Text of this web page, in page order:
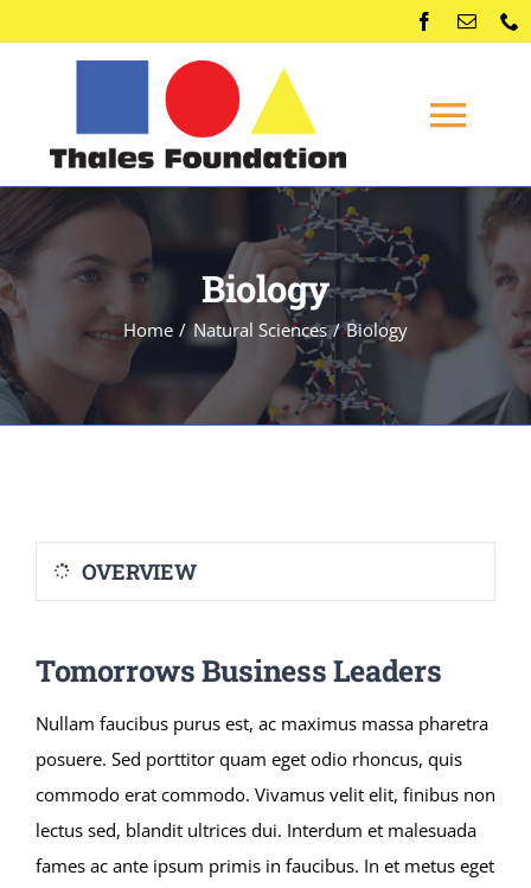
Home
Competitions
Membership
Summer Camp
General Pages
STUDY MEDICINE
Contact Us
Biology
Home Natural Sciences Biology
OVERVIEW
Tomorrows Business Leaders
Nullam faucibus purus est, ac maximus massa pharetra
posuere. Sed porttitor quam eget odio rhoncus, quis
commodo erat commodo. Vivamus velit elit, finibus non
lectus sed, blandit ultrices dui. Interdum et malesuada
fames ac ante ipsum primis in faucibus. In et metus eget